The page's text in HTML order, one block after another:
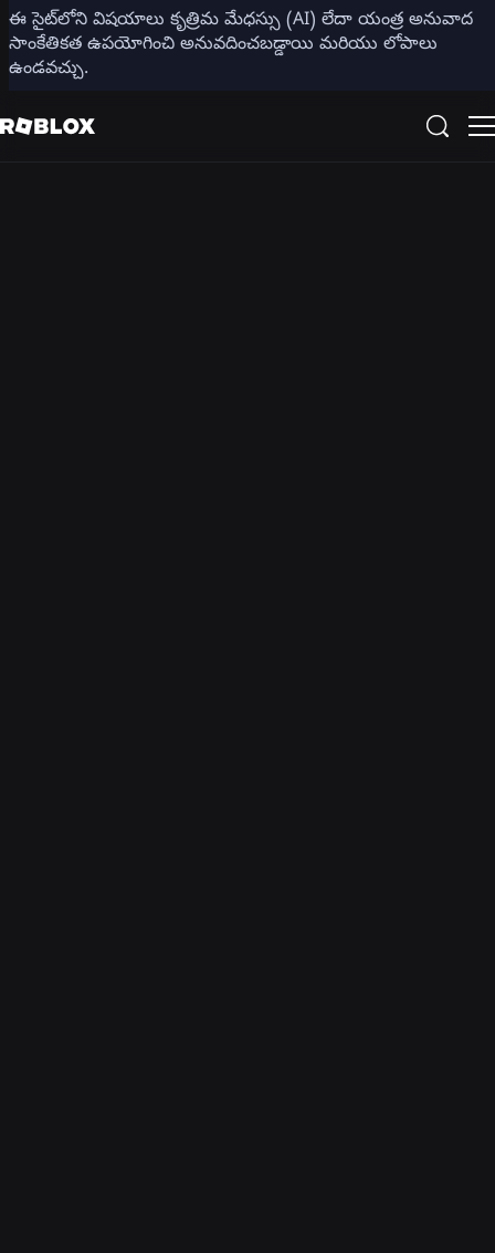
ఈ సైట్‌లోని విషయాలు కృత్రిమ మేధస్సు (AI) లేదా యంత్ర అనువాద
సాంకేతికత ఉపయోగించి అనువదించబడ్డాయి మరియు లోపాలు
ఉండవచ్చు.